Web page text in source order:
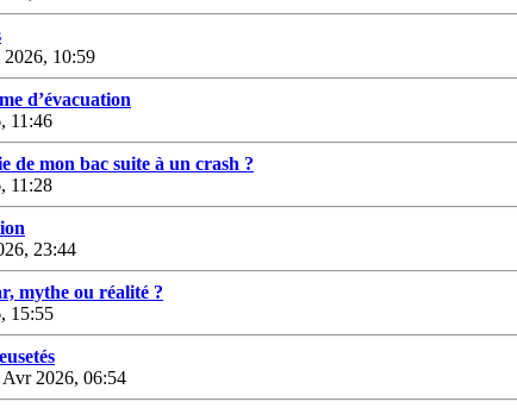
2026, 10:59
d’évacuation
11:46
de mon bac suite à un crash ?
11:28
23:44
mythe ou réalité ?
15:55
2026, 06:54